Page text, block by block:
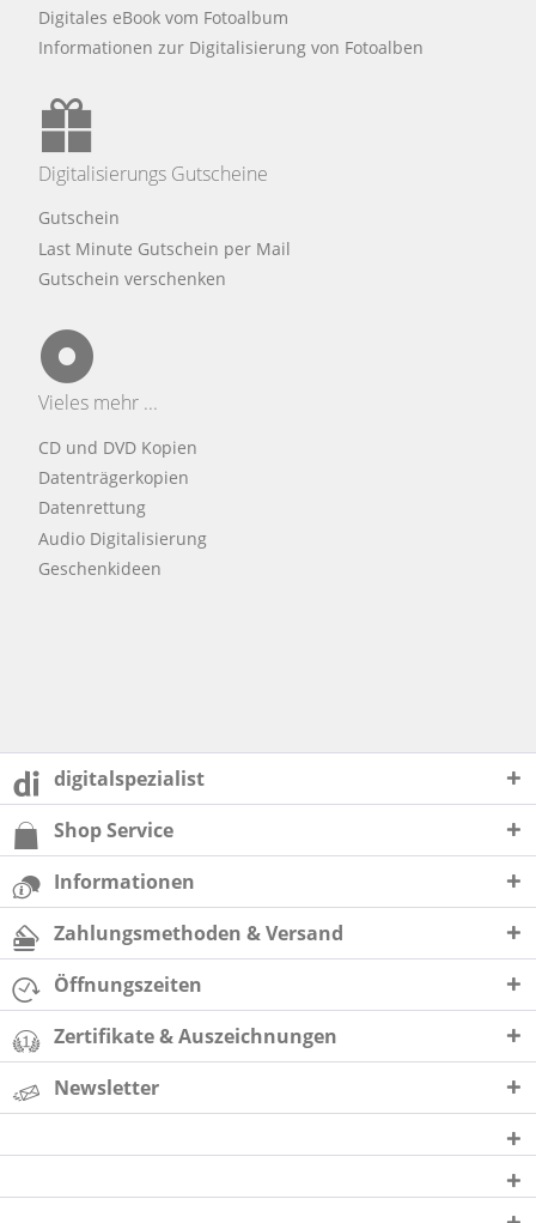
Digitales eBook vom Fotoalbum
Informationen zur Digitalisierung von Fotoalben
Digitalisierungs Gutscheine
Gutschein
Last Minute Gutschein per Mail
Gutschein verschenken
Vieles mehr ...
CD und DVD Kopien
Datenträgerkopien
Datenrettung
Audio Digitalisierung
Geschenkideen
digitalspezialist
Shop Service
Informationen
Zahlungsmethoden & Versand
Öffnungszeiten
Zertifikate & Auszeichnungen
Newsletter